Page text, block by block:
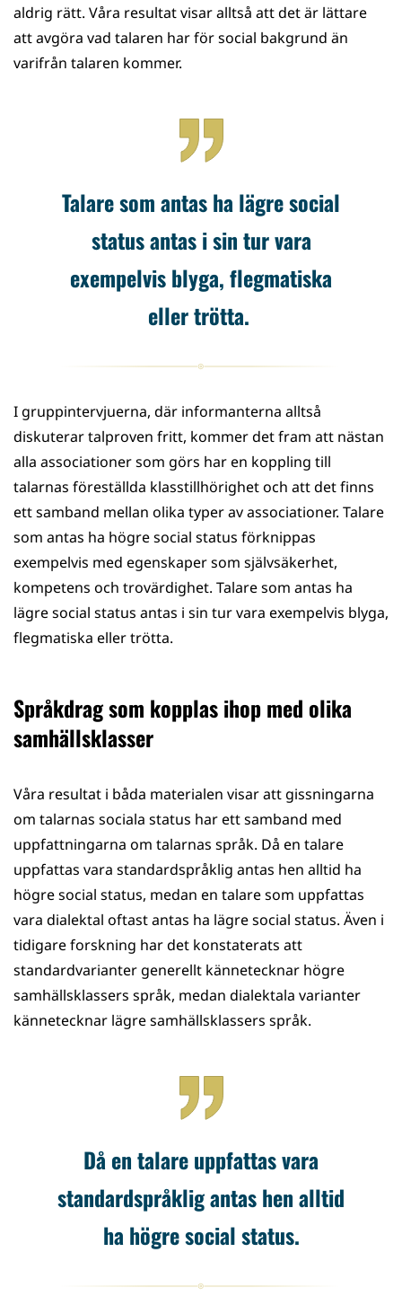
aldrig rätt. Våra resultat visar alltså att det är lättare
att avgöra vad talaren har för social bakgrund än
varifrån talaren kommer.
Talare som antas ha lägre social
status antas i sin tur vara
exempelvis blyga, flegmatiska
eller trötta.
I gruppintervjuerna, där informanterna alltså
diskuterar talproven fritt, kommer det fram att nästan
alla associationer som görs har en koppling till
talarnas föreställda klasstillhörighet och att det finns
ett samband mellan olika typer av associationer. Talare
som antas ha högre social status förknippas
exempelvis med egenskaper som självsäkerhet,
kompetens och trovärdighet. Talare som antas ha
lägre social status antas i sin tur vara exempelvis blyga,
flegmatiska eller trötta.
Språkdrag som kopplas ihop med olika
samhällsklasser
Våra resultat i båda materialen visar att gissningarna
om talarnas sociala status har ett samband med
uppfattningarna om talarnas språk. Då en talare
uppfattas vara standardspråklig antas hen alltid ha
högre social status, medan en talare som uppfattas
vara dialektal oftast antas ha lägre social status. Även i
tidigare forskning har det konstaterats att
standardvarianter generellt kännetecknar högre
samhällsklassers språk, medan dialektala varianter
kännetecknar lägre samhällsklassers språk.
Då en talare uppfattas vara
standardspråklig antas hen alltid
ha högre social status.